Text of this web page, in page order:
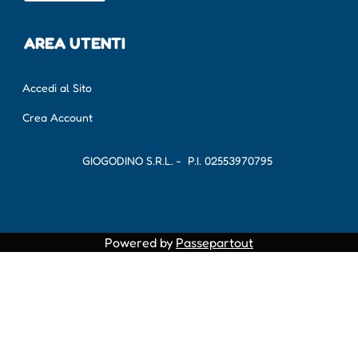
AREA UTENTI
Accedi al Sito
Crea Account
GIOGODINO S.R.L. - P.I. 02553970795
Powered by Passepartout